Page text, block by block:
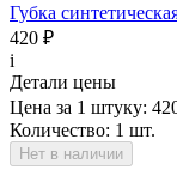
Губка
420 ₽
i
Детали цены
Цена за 1 штуку:
Количество: 1 шт.
Нет в наличии